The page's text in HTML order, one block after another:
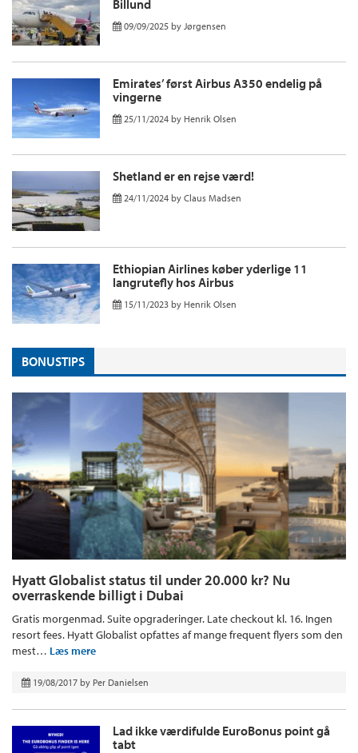
Billund
09/09/2025 by Jørgensen
Emirates’ først Airbus A350 endelig på
vingerne
25/11/2024 by Henrik Olsen
Shetland er en rejse værd!
24/11/2024 by Claus Madsen
Ethiopian Airlines køber yderlige 11
langrutefly hos Airbus
15/11/2023 by Henrik Olsen
BONUSTIPS
Hyatt Globalist status til under 20.000 kr? Nu
overraskende billigt i Dubai
Gratis morgenmad. Suite opgraderinger. Late checkout kl. 16. Ingen
resort fees. Hyatt Globalist opfattes af mange frequent flyers som den
mest… Læs mere
19/08/2017 by Per Danielsen
Lad ikke værdifulde EuroBonus point gå
tabt